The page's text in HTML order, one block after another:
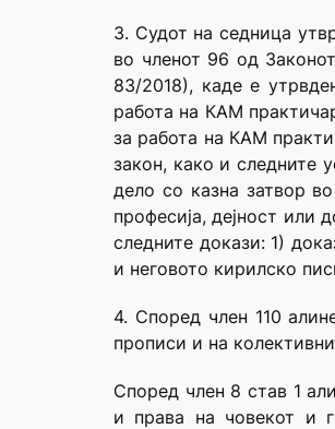
3. Судот на седница
во членот 96 од
83/2018), каде е
работа на КАМ
за работа на КАМ
закон, како и следните
дело со казна затвор
професија, дејност или
следните докази: 1)
и неговото кирилско
4. Според член 110
прописи и на
Според член 8 став 1
и права на човекот и